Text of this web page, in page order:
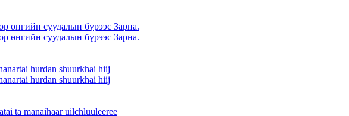
өнгийн суудалын бүрээс Зарна.
өнгийн суудалын бүрээс Зарна.
hurdan shuurkhai hiij
hurdan shuurkhai hiij
ta manaihaar uilchluuleeree